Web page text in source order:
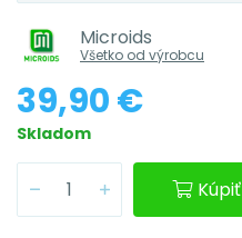
Microids
Všetko od výrobcu
39,90 €
Skladom
Kúpiť